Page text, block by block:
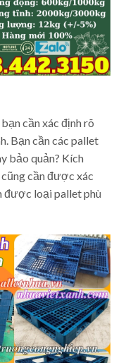
cần xác định rõ
Bạn cần các pallet
bảo quản? Kích
cần được xác
được loại pallet phù